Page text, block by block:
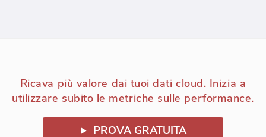
Ricava più valore dai tuoi dati cloud. Inizia a
utilizzare subito le metriche sulle performance.
PROVA GRATUITA